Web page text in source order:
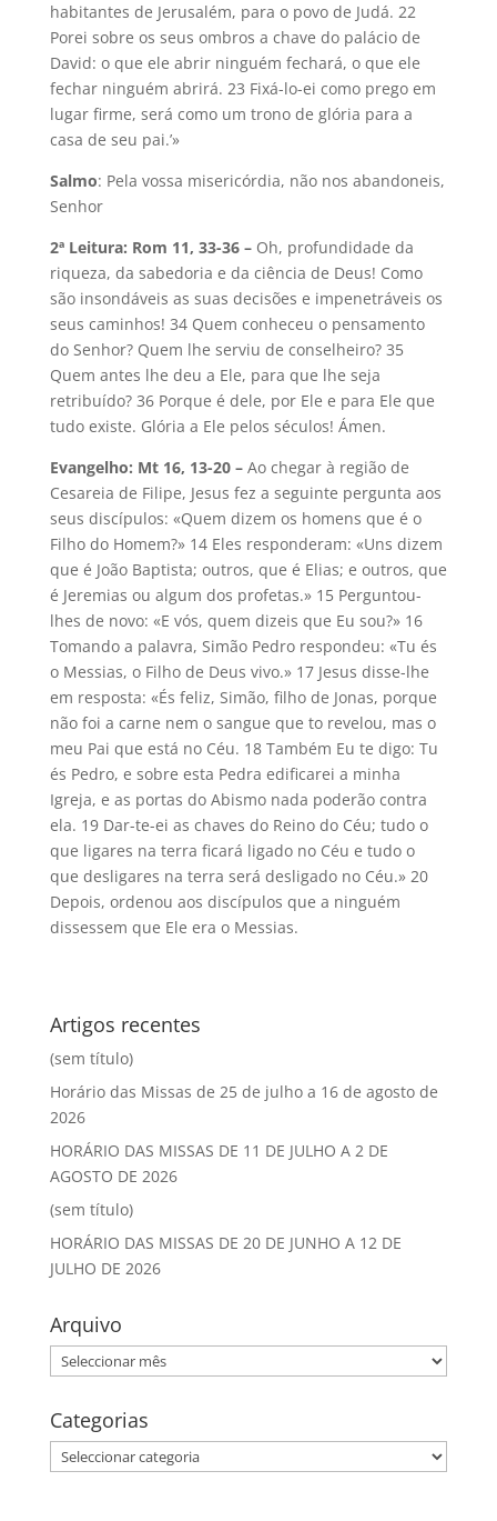
habitantes de Jerusalém, para o povo de Judá. 22
Porei sobre os seus ombros a chave do palácio de
David: o que ele abrir ninguém fechará, o que ele
fechar ninguém abrirá. 23 Fixá-lo-ei como prego em
lugar firme, será como um trono de glória para a
casa de seu pai.’»
Salmo: Pela vossa misericórdia, não nos abandoneis,
Senhor
2ª Leitura: Rom 11, 33-36 – Oh, profundidade da
riqueza, da sabedoria e da ciência de Deus! Como
são insondáveis as suas decisões e impenetráveis os
seus caminhos! 34 Quem conheceu o pensamento
do Senhor? Quem lhe serviu de conselheiro? 35
Quem antes lhe deu a Ele, para que lhe seja
retribuído? 36 Porque é dele, por Ele e para Ele que
tudo existe. Glória a Ele pelos séculos! Ámen.
Evangelho: Mt 16, 13-20 –Ao chegar à região de
Cesareia de Filipe, Jesus fez a seguinte pergunta aos
seus discípulos: «Quem dizem os homens que é o
Filho do Homem?» 14 Eles responderam: «Uns dizem
que é João Baptista; outros, que é Elias; e outros, que
é Jeremias ou algum dos profetas.» 15 Perguntou-
lhes de novo: «E vós, quem dizeis que Eu sou?» 16
Tomando a palavra, Simão Pedro respondeu: «Tu és
o Messias, o Filho de Deus vivo.» 17 Jesus disse-lhe
em resposta: «És feliz, Simão, filho de Jonas, porque
não foi a carne nem o sangue que to revelou, mas o
meu Pai que está no Céu. 18 Também Eu te digo: Tu
és Pedro, e sobre esta Pedra edificarei a minha
Igreja, e as portas do Abismo nada poderão contra
ela. 19 Dar-te-ei as chaves do Reino do Céu; tudo o
que ligares na terra ficará ligado no Céu e tudo o
que desligares na terra será desligado no Céu.» 20
Depois, ordenou aos discípulos que a ninguém
dissessem que Ele era o Messias.
Artigos recentes
(sem título)
Horário das Missas de 25 de julho a 16 de agosto de
2026
HORÁRIO DAS MISSAS DE 11 DE JULHO A 2 DE
AGOSTO DE 2026
(sem título)
HORÁRIO DAS MISSAS DE 20 DE JUNHO A 12 DE
JULHO DE 2026
Arquivo
Arquivo
Categorias
Categorias